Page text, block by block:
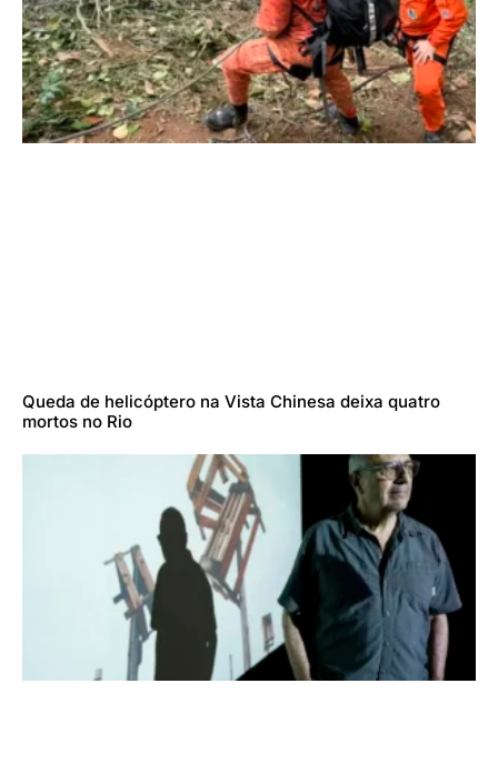
Queda de helicóptero na Vista Chinesa deixa quatro
mortos no Rio